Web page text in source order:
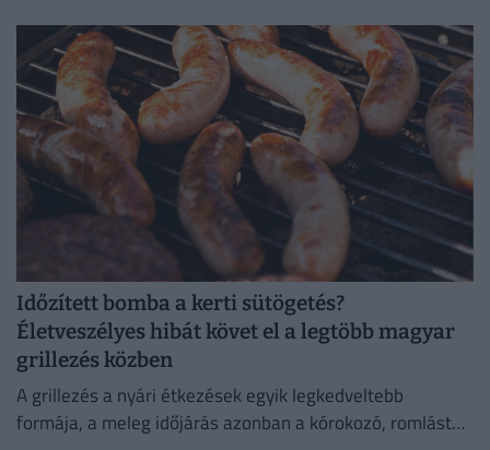
Időzített bomba a kerti sütögetés?
Életveszélyes hibát követ el a legtöbb magyar
grillezés közben
A grillezés a nyári étkezések egyik legkedveltebb
formája, a meleg időjárás azonban a kórokozó, romlást